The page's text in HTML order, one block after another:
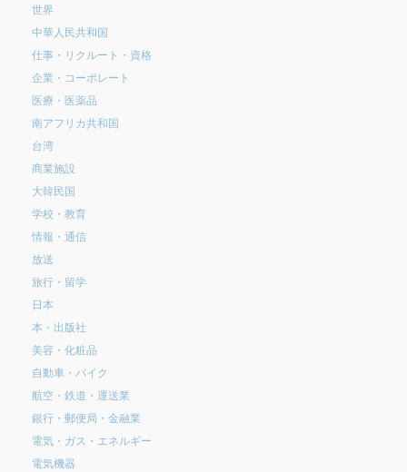
世界
中華人民共和国
仕事・リクルート・資格
企業・コーポレート
医療・医薬品
南アフリカ共和国
台湾
商業施設
大韓民国
学校・教育
情報・通信
放送
旅行・留学
日本
本・出版社
美容・化粧品
自動車・バイク
航空・鉄道・運送業
銀行・郵便局・金融業
電気・ガス・エネルギー
電気機器